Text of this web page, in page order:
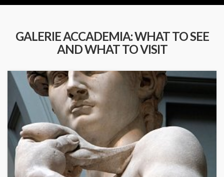
GALERIE ACCADEMIA: WHAT TO SEE
AND WHAT TO VISIT